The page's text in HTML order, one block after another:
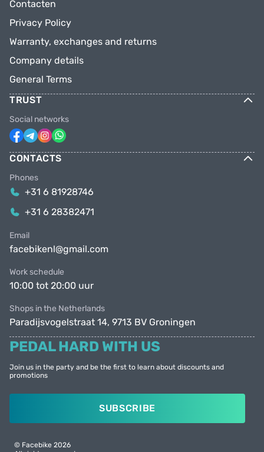
Contacten
Privacy Policy
Warranty, exchanges and returns
Company details
General Terms
TRUST
Social networks
CONTACTS
Phones
+31 6 81928746
+31 6 28382471
Email
facebikenl@gmail.com
Work schedule
10:00 tot 20:00 uur
Shops in the Netherlands
Paradijsvogelstraat 14, 9713 BV Groningen
PEDAL HARD WITH US
Join us in the party and be the first to learn about discounts and
promotions
SUBSCRIBE
© Facebike 2026